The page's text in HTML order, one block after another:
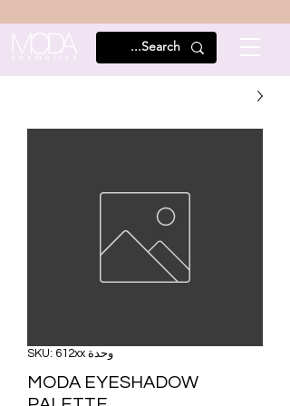
وحدة SKU: 612xx
MODA EYESHADOW